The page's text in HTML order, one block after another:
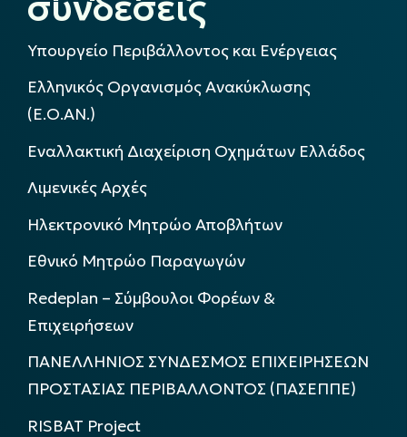
Υπουργείο Περιβάλλοντος και Ενέργειας
Ελληνικός Οργανισμός Ανακύκλωσης
(Ε.Ο.ΑΝ.)
Εναλλακτική Διαχείριση Οχημάτων Ελλάδος
Λιμενικές Αρχές
Ηλεκτρονικό Μητρώο Αποβλήτων
Εθνικό Μητρώο Παραγωγών
Redeplan – Σύμβουλοι Φορέων &
Επιχειρήσεων
ΠΑΝΕΛΛΗΝΙΟΣ ΣΥΝΔΕΣΜΟΣ ΕΠΙΧΕΙΡΗΣΕΩΝ
ΠΡΟΣΤΑΣΙΑΣ ΠΕΡΙΒΑΛΛΟΝΤΟΣ (ΠΑΣΕΠΠΕ)
RISBAT Project